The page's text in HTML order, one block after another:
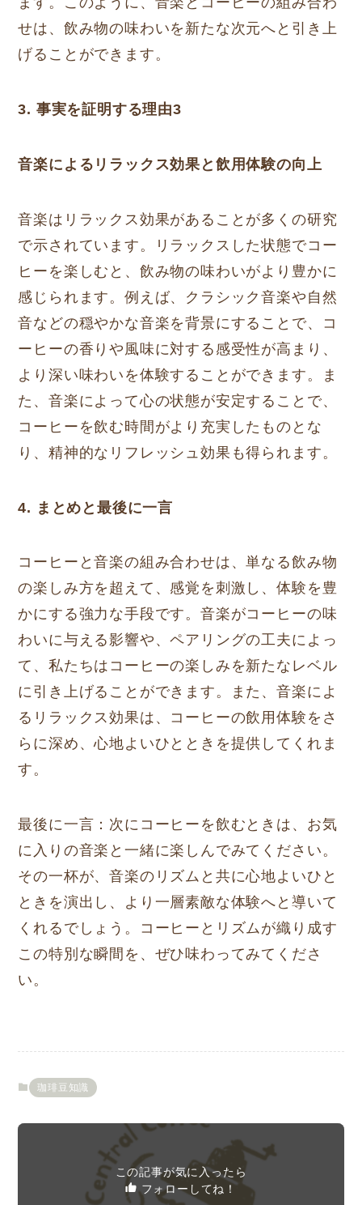
せは、飲み物の味わいを新たな次元へと引き上
げることができます。
3. 事実を証明する理由3
音楽によるリラックス効果と飲用体験の向上
音楽はリラックス効果があることが多くの研究
で示されています。リラックスした状態でコー
ヒーを楽しむと、飲み物の味わいがより豊かに
感じられます。例えば、クラシック音楽や自然
音などの穏やかな音楽を背景にすることで、コ
ーヒーの香りや風味に対する感受性が高まり、
より深い味わいを体験することができます。ま
た、音楽によって心の状態が安定することで、
コーヒーを飲む時間がより充実したものとな
り、精神的なリフレッシュ効果も得られます。
4. まとめと最後に一言
コーヒーと音楽の組み合わせは、単なる飲み物
の楽しみ方を超えて、感覚を刺激し、体験を豊
かにする強力な手段です。音楽がコーヒーの味
わいに与える影響や、ペアリングの工夫によっ
て、私たちはコーヒーの楽しみを新たなレベル
に引き上げることができます。また、音楽によ
るリラックス効果は、コーヒーの飲用体験をさ
らに深め、心地よいひとときを提供してくれま
す。
最後に一言：次にコーヒーを飲むときは、お気
に入りの音楽と一緒に楽しんでみてください。
その一杯が、音楽のリズムと共に心地よいひと
ときを演出し、より一層素敵な体験へと導いて
くれるでしょう。コーヒーとリズムが織り成す
この特別な瞬間を、ぜひ味わってみてくださ
い。
珈琲豆知識
この記事が気に入ったら
フォローしてね！